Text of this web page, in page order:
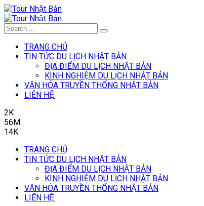
TRANG CHỦ
TIN TỨC DU LỊCH NHẬT BẢN
ĐỊA ĐIỂM DU LỊCH NHẬT BẢN
KINH NGHIỆM DU LỊCH NHẬT BẢN
VĂN HÓA TRUYỀN THỐNG NHẬT BẢN
LIÊN HỆ
2K
56M
14K
TRANG CHỦ
TIN TỨC DU LỊCH NHẬT BẢN
ĐỊA ĐIỂM DU LỊCH NHẬT BẢN
KINH NGHIỆM DU LỊCH NHẬT BẢN
VĂN HÓA TRUYỀN THỐNG NHẬT BẢN
LIÊN HỆ